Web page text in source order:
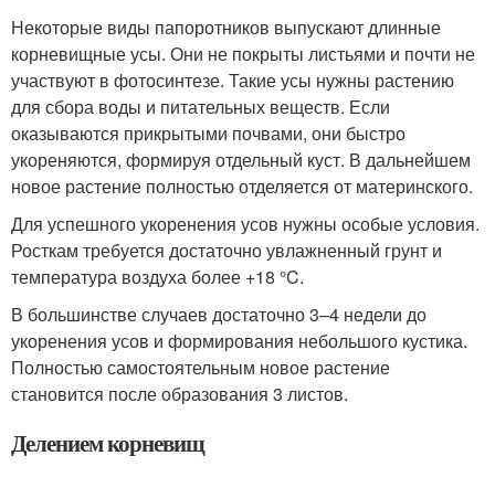
Некоторые виды папоротников выпускают длинные
корневищные усы. Они не покрыты листьями и почти не
участвуют в фотосинтезе. Такие усы нужны растению
для сбора воды и питательных веществ. Если
оказываются прикрытыми почвами, они быстро
укореняются, формируя отдельный куст. В дальнейшем
новое растение полностью отделяется от материнского.
Для успешного укоренения усов нужны особые условия.
Росткам требуется достаточно увлажненный грунт и
температура воздуха более +18 °C.
В большинстве случаев достаточно 3–4 недели до
укоренения усов и формирования небольшого кустика.
Полностью самостоятельным новое растение
становится после образования 3 листов.
Делением корневищ